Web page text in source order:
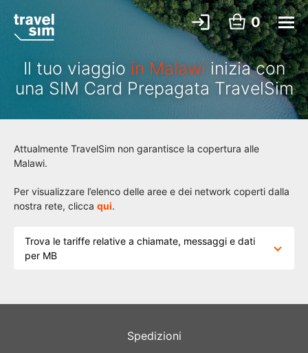
0
Il tuo viaggio in Malawi inizia con
una SIM Card Prepagata TravelSim
Attualmente TravelSim non garantisce la copertura alle
Malawi.
Per visualizzare l’elenco delle aree e dei network coperti dalla
nostra rete, clicca qui.
Trova le tariffe relative a chiamate, messaggi e dati
per MB
Spedizioni